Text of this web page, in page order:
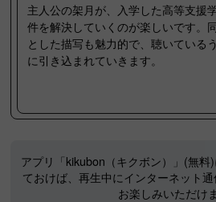
主人公の架月が、入学した高等支援
件を解決していくのが楽しいです。
とした描写も魅力的で、聴いている
に引き込まれていきます。
アプリ「kikubon（キクボン）」(無料
ておけば、 再生中にインターネット
お楽しみいただけま